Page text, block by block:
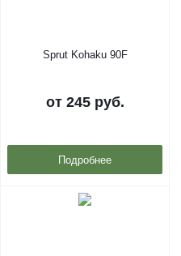
Sprut Kohaku 90F
от 245 руб.
Подробнее